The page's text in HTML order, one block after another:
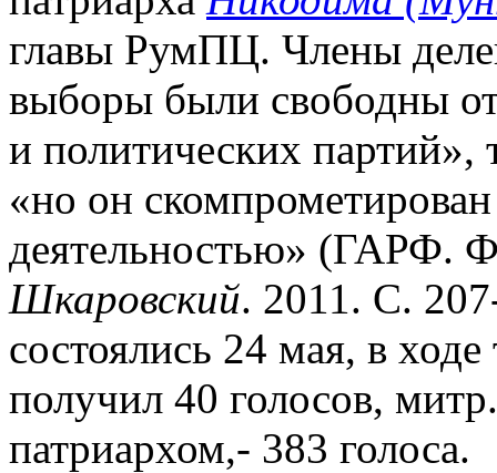
главы РумПЦ. Члены
выборы были свободны от
и политических партий»,
«но он
деятельностью» (ГАРФ.
Шкаровский. 2011. С.
состоялись 24 мая, в
получил 40 голосов,
патриархом,- 383 голоса.